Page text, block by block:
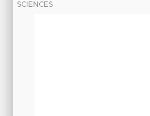
SCIENCES